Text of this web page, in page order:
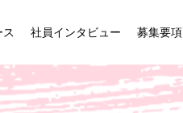
社員インタビュー 募集要項